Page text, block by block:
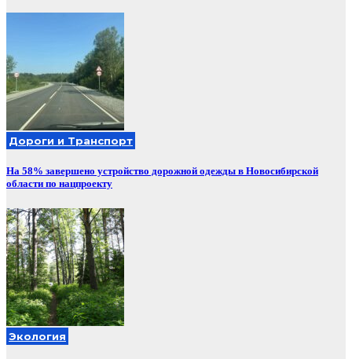
Дороги и Транспорт
На 58% завершено устройство дорожной одежды в Новосибирской
области по нацпроекту
Экология